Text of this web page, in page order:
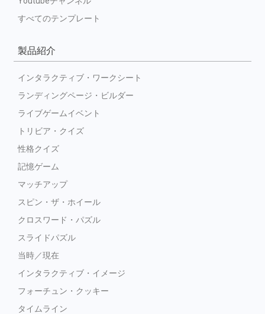
すべてのテンプレート
製品紹介
インタラクティブ・ワークシート
ランディングページ・ビルダー
ライブゲームイベント
トリビア・クイズ
性格クイズ
記憶ゲーム
マッチアップ
スピン・ザ・ホイール
クロスワード・パズル
スライドパズル
当時／現在
インタラクティブ・イメージ
フォーチュン・クッキー
タイムライン